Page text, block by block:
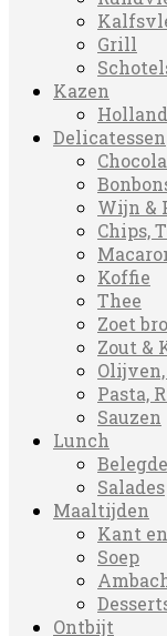
Grill
Kazen
Delicatessen
Wijn &
Chips,
Koffie
Thee
Zoet
Zout &
Pasta,
Sauzen
Lunch
Salades
Maaltijden
Kant
Soep
Ontbijt